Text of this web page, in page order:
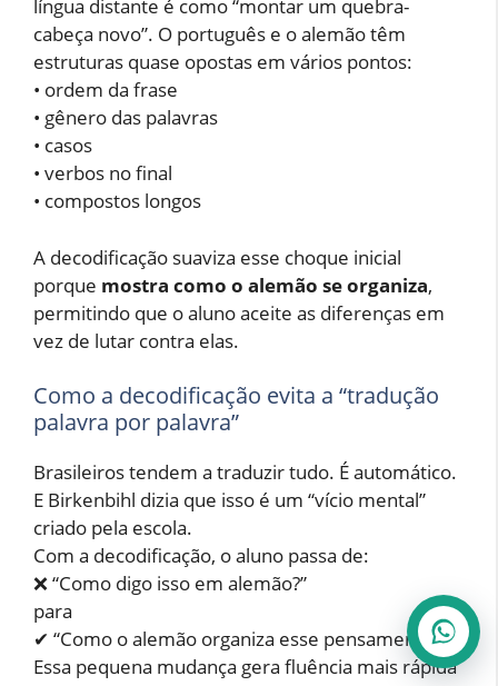
língua distante é como “montar um quebra-
cabeça novo”. O português e o alemão têm
estruturas quase opostas em vários pontos:
• ordem da frase
• gênero das palavras
• casos
• verbos no final
• compostos longos
A decodificação suaviza esse choque inicial
porque mostra como o alemão se organiza,
permitindo que o aluno aceite as diferenças em
vez de lutar contra elas.
Como a decodificação evita a “tradução
palavra por palavra”
Brasileiros tendem a traduzir tudo. É automático.
E Birkenbihl dizia que isso é um “vício mental”
criado pela escola.
Com a decodificação, o aluno passa de:
❌ “Como digo isso em alemão?”
para
✔ “Como o alemão organiza esse pensamento?”
Essa pequena mudança gera fluência mais rápida